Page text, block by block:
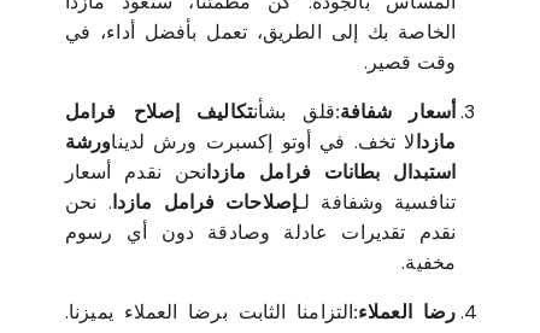
الخاصة بك إلى الطريق، تعمل بأفضل أداء، في
وقت قصير.
أسعار شفافة:قلق بشأنتكاليف إصلاح فرامل
مازدالا تخف. في أوتو إكسبرت ورش لديناورشة
استبدال بطانات فرامل مازدانحن نقدم أسعار
تنافسية وشفافة لـإصلاحات فرامل مازدا. نحن
نقدم تقديرات عادلة وصادقة دون أي رسوم
مخفية.
رضا العملاء:التزامنا الثابت برضا العملاء يميزنا.